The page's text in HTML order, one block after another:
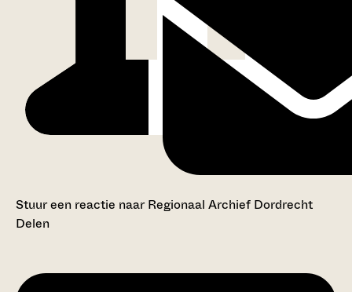
Stuur een reactie naar Regionaal Archief Dordrecht
Delen